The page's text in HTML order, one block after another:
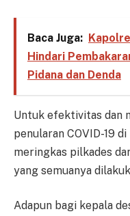
Baca Juga:
Hindari
Pidana dan Denda
Untuk efektivitas dan
penularan COVID-19
meringkas pilkades
yang semuanya
Adapun bagi kepala